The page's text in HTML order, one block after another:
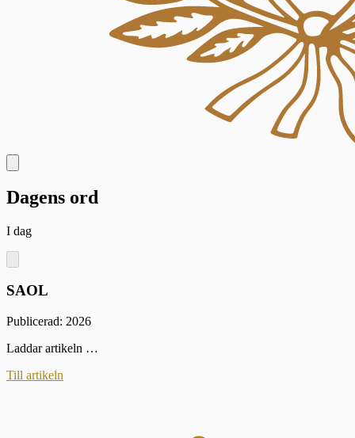
Dagens ord
I dag
SAOL
Publicerad: 2026
Laddar artikeln …
Till artikeln